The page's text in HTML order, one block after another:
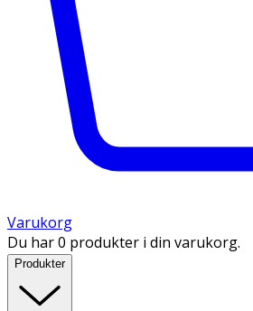
Varukorg
Du har 0 produkter i din varukorg.
Produkter